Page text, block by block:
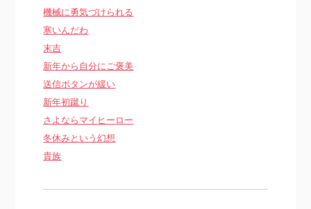
機械に勇気づけられる
寒いんだわ
末吉
新年から自分にご褒美
送信ボタンが緩い
新年初蹴り
さよならマイヒーロー
冬休みという幻想
貴族